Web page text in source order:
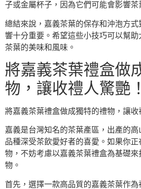
子或金屬杯子，因為它們可能會影響茶
總結來說，嘉義茶葉的保存和沖泡方
響十分重要。希望這些小技巧可以幫
茶葉的美味和風味。
將嘉義茶葉禮盒做
物，讓收禮人驚艷！
將嘉義茶葉禮盒做成獨特的禮物，讓收
嘉義是台灣知名的茶葉產區，出產的
品種深受茶飲愛好者的喜愛。如果你
物，不妨考慮以嘉義茶葉禮盒為基礎
物。
首先，選擇一款高品質的嘉義茶葉作為